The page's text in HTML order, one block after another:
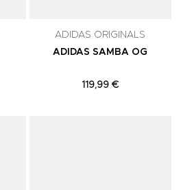
ADIDAS ORIGINALS
ADIDAS SAMBA OG
119,99 €